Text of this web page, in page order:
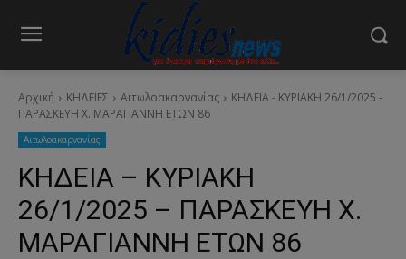
Αρχική ΚΗΔΕΙΕΣ Aιτωλοακαρνανίας
ΚΗΔΕΙΑ - ΚΥΡΙΑΚΗ 26/1/2025 -
ΠΑΡΑΣΚΕΥΗ Χ. ΜΑΡΑΓΙΑΝΝΗ ΕΤΩΝ 86
Aιτωλοακαρνανίας
ΚΗΔΕΙΑ – ΚΥΡΙΑΚΗ
26/1/2025 – ΠΑΡΑΣΚΕΥΗ Χ.
ΜΑΡΑΓΙΑΝΝΗ ΕΤΩΝ 86